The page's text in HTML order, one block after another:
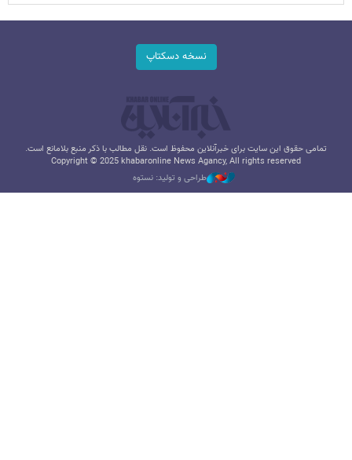
نسخه دسکتاپ
تمامی حقوق این سایت برای خبرآنلاین محفوظ است. نقل مطالب با ذکر منبع بلامانع است.
Copyright © 2025 khabaronline News Agancy, All rights reserved
طراحی و تولید: نستوه